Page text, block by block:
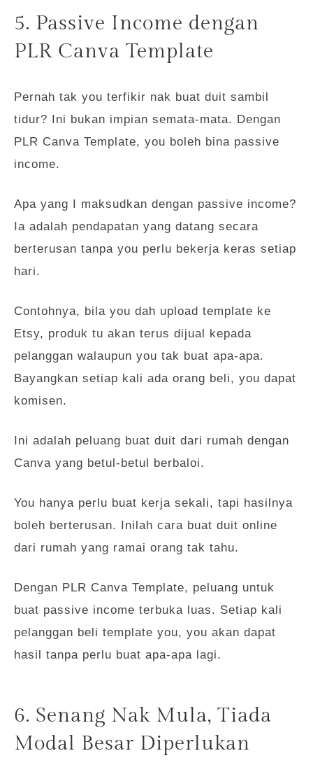
5. Passive Income dengan
PLR Canva Template
Pernah tak you terfikir nak buat duit sambil
tidur? Ini bukan impian semata-mata. Dengan
PLR Canva Template, you boleh bina passive
income.
Apa yang I maksudkan dengan passive income?
Ia adalah pendapatan yang datang secara
berterusan tanpa you perlu bekerja keras setiap
hari.
Contohnya, bila you dah upload template ke
Etsy, produk tu akan terus dijual kepada
pelanggan walaupun you tak buat apa-apa.
Bayangkan setiap kali ada orang beli, you dapat
komisen.
Ini adalah peluang buat duit dari rumah dengan
Canva yang betul-betul berbaloi.
You hanya perlu buat kerja sekali, tapi hasilnya
boleh berterusan. Inilah cara buat duit online
dari rumah yang ramai orang tak tahu.
Dengan PLR Canva Template, peluang untuk
buat passive income terbuka luas. Setiap kali
pelanggan beli template you, you akan dapat
hasil tanpa perlu buat apa-apa lagi.
6. Senang Nak Mula, Tiada
Modal Besar Diperlukan